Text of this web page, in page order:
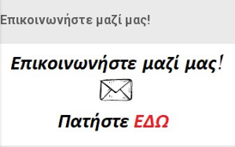
feathers or ribbons. It
Australia. The
Επικοινωνήστε μαζί μας!